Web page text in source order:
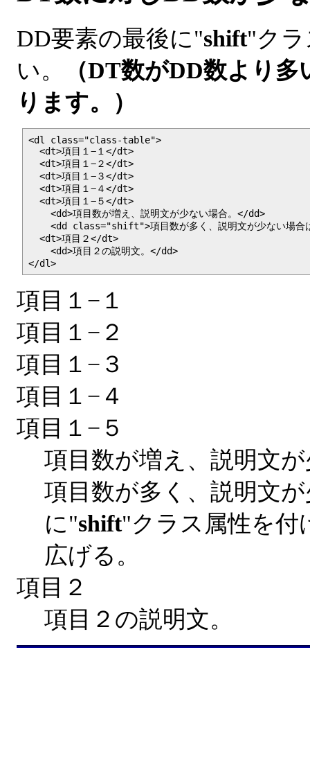
DD要素の最後に"shift"クラ
い。
（DT数がDD数より
ります。）
<dl class="class-table">
  <dt>項目１−１</dt>
  <dt>項目１−２</dt>
  <dt>項目１−３</dt>
  <dt>項目１−４</dt>
  <dt>項目１−５</dt>
    <dd>項目数が増え、説明文が少ない場合。</dd>
<dd class="shift">項目数が多く、説明文が少ない場
  <dt>項目２</dt>
    <dd>項目２の説明文。</dd>
</dl>
項目１−１
項目１−２
項目１−３
項目１−４
項目１−５
項目数が増え、説明文
項目数が多く、説明文
に"shift"クラス属性を付
広げる。
項目２
項目２の説明文。